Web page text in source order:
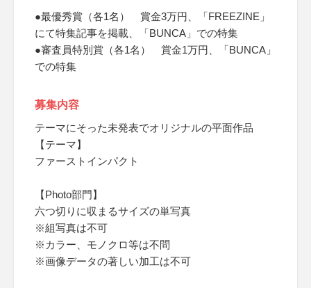
●最優秀賞（各1名） 賞金3万円、「FREEZINE」
にて特集記事を掲載、「BUNCA」での特集
●審査員特別賞（各1名） 賞金1万円、「BUNCA」
での特集
募集内容
テーマにそった未発表でオリジナルの平面作品
【テーマ】
ファーストインパクト
【Photo部門】
六つ切りに収まるサイズの単写真
※組写真は不可
※カラー、モノクロ等は不問
※画像データの著しい加工は不可